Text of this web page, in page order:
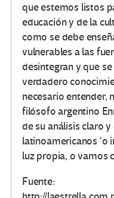
que estemos listos
educación y de la
como se debe
vulnerables a las
desintegran y que
verdadero
necesario entender,
filósofo argentino
de su análisis claro
latinoamericanos ‘o
luz propia, o vamos
Fuente: